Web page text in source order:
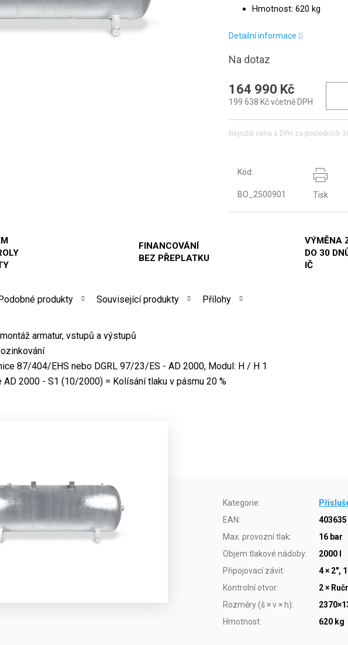
Hmotnost: 620 kg
Detailní informace
Na dotaz
164 990 Kč
199 638 Kč včetně DPH
Nejnižší cena s DPH za posledních
Kód:
BO_2500901 Tisk
FINANCOVÁNÍ
BEZ PŘEPLATKU
VÝMĚNA
DO 30
IČ
Podobné produkty Související produkty Přílohy
armatur, vstupů a výstupů
87/404/EHS nebo DGRL 97/23/ES - AD 2000, Modul: H / H 1
2000 - S1 (10/2000) = Kolísání tlaku v pásmu 20 %
Kategorie:
EAN:
Max. provozní tlak:
16 bar
Objem tlakové nádoby:
2000 l
Připojovací závit:
4 × 2",
Kontrolní otvor:
2 ×
Rozměry (š × v × h):
Hmotnost: 620 kg